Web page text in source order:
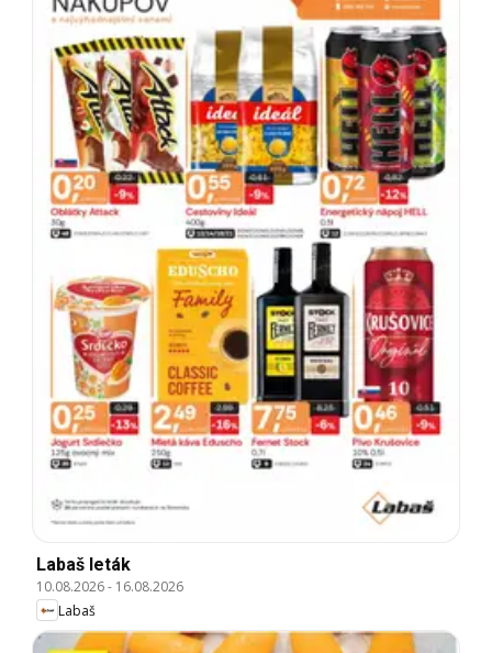
Labaš leták
10.08.2026- 16.08.2026
Labaš